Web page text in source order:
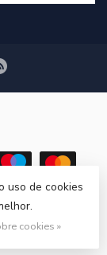
uso de cookies
cookies »